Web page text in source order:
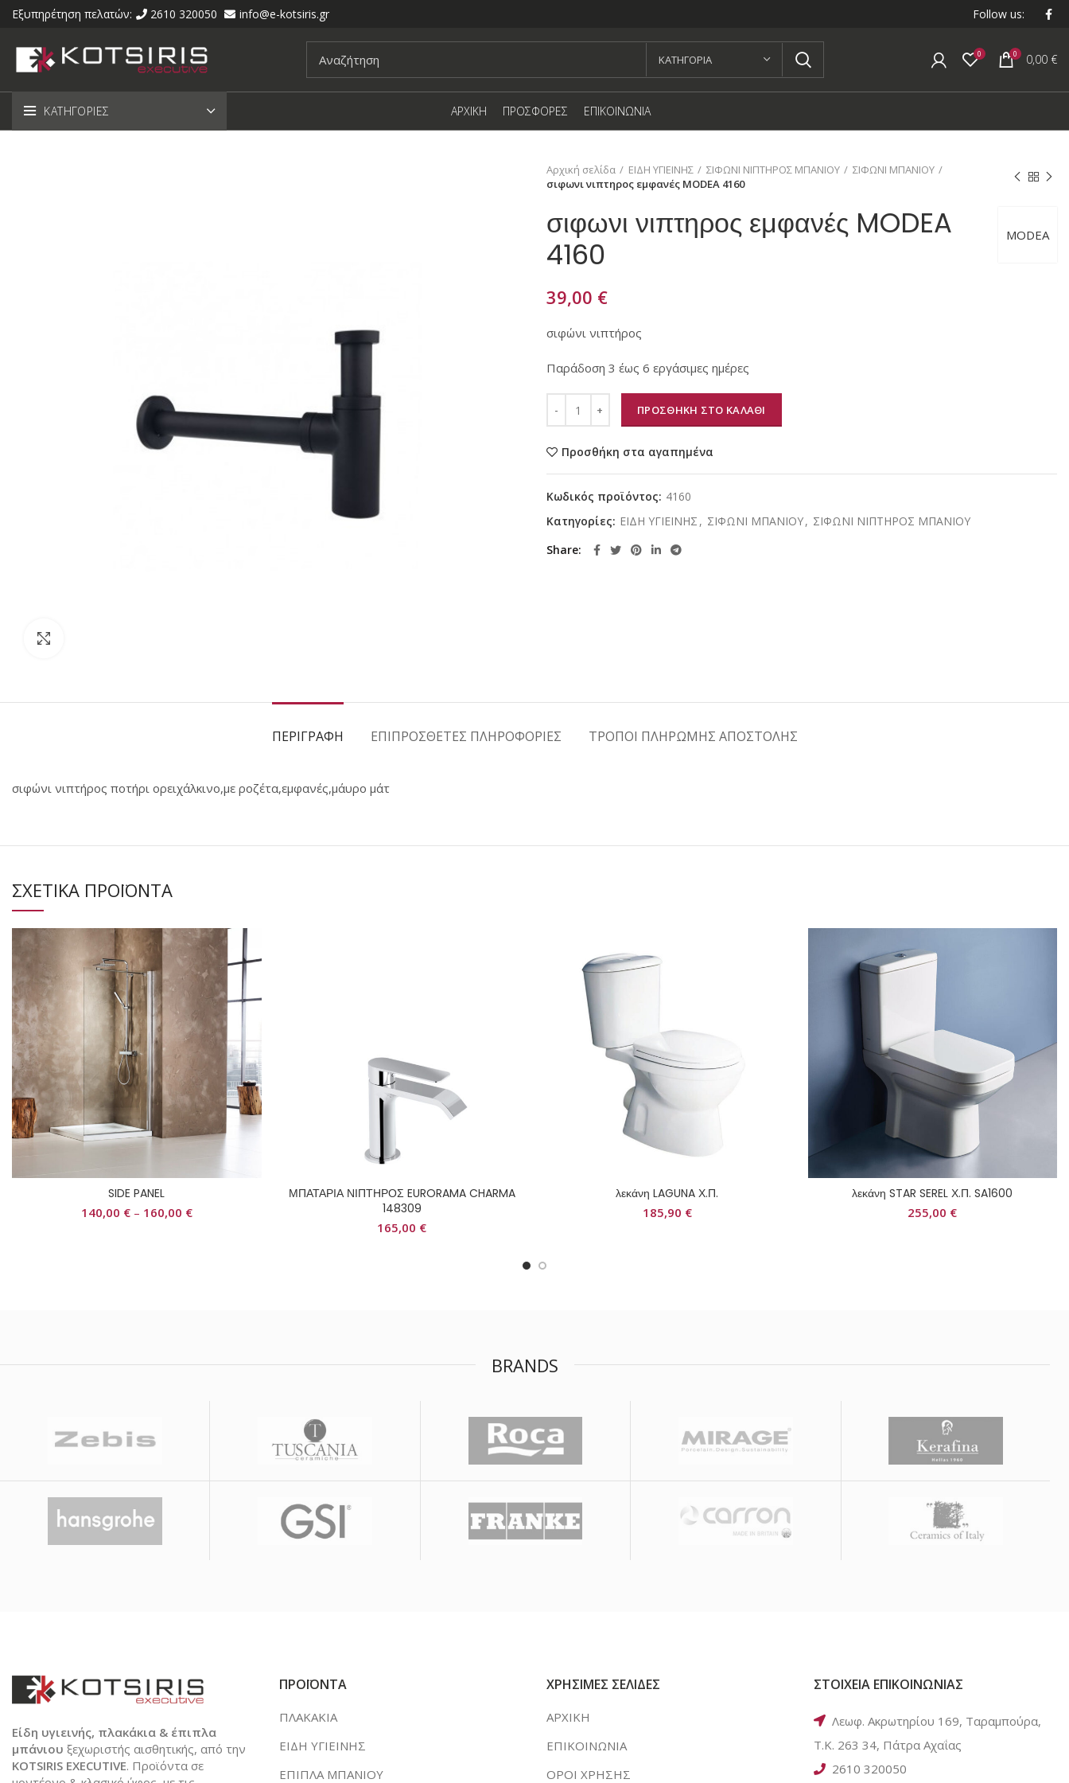
Εξυπηρέτηση πελατών: 2610 320050 info@e-kotsiris.gr Follow us:
KΑΤΗΓΟΡΙΑ 0 0 0,00 €
ΚΑΤΗΓΟΡΙΕΣ ΑΡΧΙΚΗ ΠΡΟΣΦΟΡΕΣ ΕΠΙΚΟΙΝΩΝΙΑ
Αρχική σελίδα ΕΙΔΗ ΥΓΙΕΙΝΗΣ ΣΙΦΩΝΙ ΝΙΠΤΗΡΟΣ ΜΠΑΝΙΟΥ
ΣΙΦΩΝΙ ΜΠΑΝΙΟΥ
σιφωνι νιπτηρος εμφανές MODEA 4160
MODEA
σιφωνι νιπτηρος εμφανές MODEA
4160
39,00 €
σιφώνι νιπτήρος
Παράδοση 3 έως 6 εργάσιμες ημέρες
ΠΡΟΣΘΗΚΗ ΣΤΟ ΚΑΛΑΘΙ
Προσθήκη στα αγαπημένα
Κωδικός προϊόντος: 4160
Κατηγορίες: ΕΙΔΗ ΥΓΙΕΙΝΗΣ , ΣΙΦΩΝΙ ΜΠΑΝΙΟΥ, ΣΙΦΩΝΙ ΝΙΠΤΗΡΟΣ ΜΠΑΝΙΟΥ
Share
ΠΕΡΙΓΡΑΦΗ ΕΠΙΠΡΟΣΘΕΤΕΣ ΠΛΗΡΟΦΟΡΙΕΣ ΤΡΟΠΟΙ ΠΛΗΡΩΜΗΣ ΑΠΟΣΤΟΛΗΣ
σιφώνι νιπτήρος ποτήρι ορειχάλκινο,με ροζέτα,εμφανές,μάυρο μάτ
ΣΧΕΤΙΚΑ ΠΡΟΪΟΝΤΑ
SIDE PANEL
140,00 €– 160,00 €
ΜΠΑΤΑΡΙΑ ΝΙΠΤΗΡΟΣ EURORAMA CHARMA
148309
165,00 €
λεκάνη LAGUNA Χ.Π.
185,90 €
λεκάνη STAR SEREL Χ.Π. SA1600
255,00 €
BRANDS
Είδη υγιεινής, πλακάκια & έπιπλα
μπάνιου ξεχωριστής αισθητικής, από την
KOTSIRIS EXECUTIVE. Προϊόντα σε
ΠΡΟΪΟΝΤΑ
ΠΛΑΚΑΚΙΑ
ΕΙΔΗ ΥΓΙΕΙΝΗΣ
ΕΠΙΠΛΑ ΜΠΑΝΙΟΥ
ΧΡΗΣΙΜΕΣ ΣΕΛΙΔΕΣ
ΑΡΧΙΚΗ
ΕΠΙΚΟΙΝΩΝΙΑ
ΟΡΟΙ ΧΡΗΣΗΣ
ΣΤΟΙΧΕΙΑ ΕΠΙΚΟΙΝΩΝΙΑΣ
Λεωφ. Ακρωτηρίου 169, Ταραμπούρα,
Τ.Κ. 263 34, Πάτρα Αχαΐας
2610 320050